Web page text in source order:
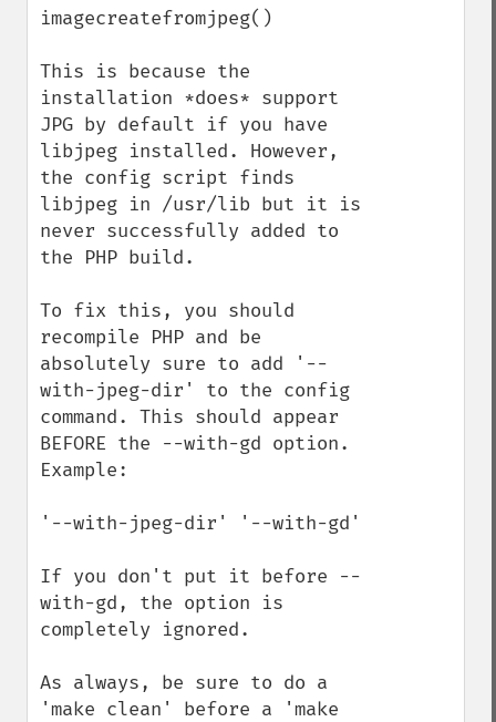
imagecreatefromjpeg()
This is because the
installation *does* support
JPG by default if you have
libjpeg installed. However,
the config script finds
libjpeg in /usr/lib but it is
never successfully added to
the PHP build.
To fix this, you should
recompile PHP and be
absolutely sure to add '--
with-jpeg-dir' to the config
command. This should appear
BEFORE the --with-gd option.
Example:
'--with-jpeg-dir' '--with-gd'
If you don't put it before --
with-gd, the option is
completely ignored.
As always, be sure to do a
'make clean' before a 'make